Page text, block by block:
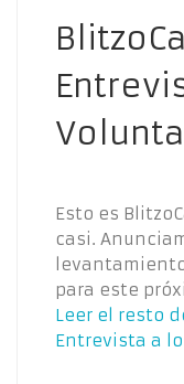
Esto es
casi.
para este
Leer el resto
Entrevista a